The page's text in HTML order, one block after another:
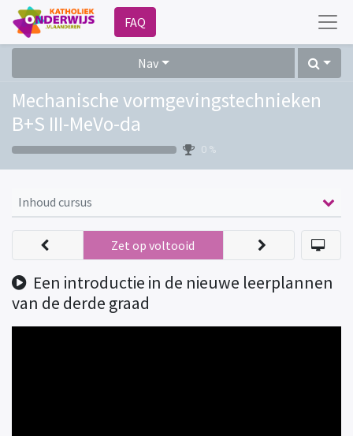
FAQ
Nav
Mechanische vormgevingstechnieken
B+S III-MeVo-da
0 %
Inhoud cursus
Een introductie in de nieuwe leerplannen
van de derde graad
Zet op voltooid